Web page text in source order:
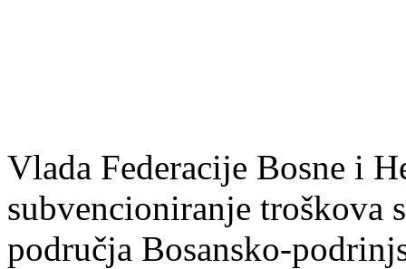
Vlada Federacije Bosne i
subvencioniranje troškova
područja Bosansko-